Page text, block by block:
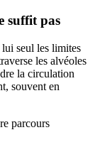
suffit pas
seul les limites
les alvéoles
la circulation
souvent en
parcours